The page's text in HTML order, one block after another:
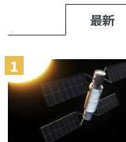
最新